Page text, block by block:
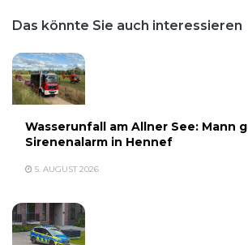
Das könnte Sie auch interessieren
Wasserunfall am Allner See: Mann
Sirenenalarm in Hennef
5. AUGUST 2026